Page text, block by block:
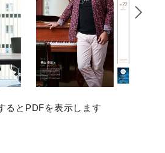
るとPDFを表示します